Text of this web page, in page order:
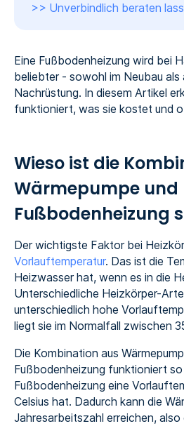
>> Unverbindlich beraten
Eine Fußbodenheizung wird bei
beliebter - sowohl im Neubau als
Nachrüstung. In diesem Artikel
funktioniert, was sie kostet und
Wieso ist die
Wärmepumpe und
Fußbodenheizung
Der wichtigste Faktor bei
Vorlauftemperatur. Das ist die
Heizwasser hat, wenn es in die
Unterschiedliche Heizkörper-
unterschiedlich hohe
liegt sie im Normalfall zwischen
Die Kombination aus
Fußbodenheizung funktioniert
Fußbodenheizung eine
Celsius hat. Dadurch kann die
Jahresarbeitszahl erreichen,